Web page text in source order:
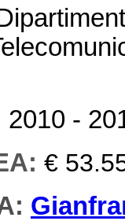
2010 -
€